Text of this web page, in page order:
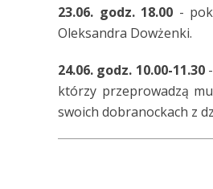
23.06. godz. 18.00 -
Oleksandra Dowżenki.
24.06. godz. 10.00-11.30-
którzy przeprowadzą
swoich dobranockach z